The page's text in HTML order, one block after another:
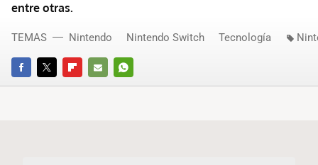
entre otras.
FACEBOOKTWITTERFLIPBOARD
E-
WHATSAPP
TEMAS Nintendo Nintendo Switch Tecnología